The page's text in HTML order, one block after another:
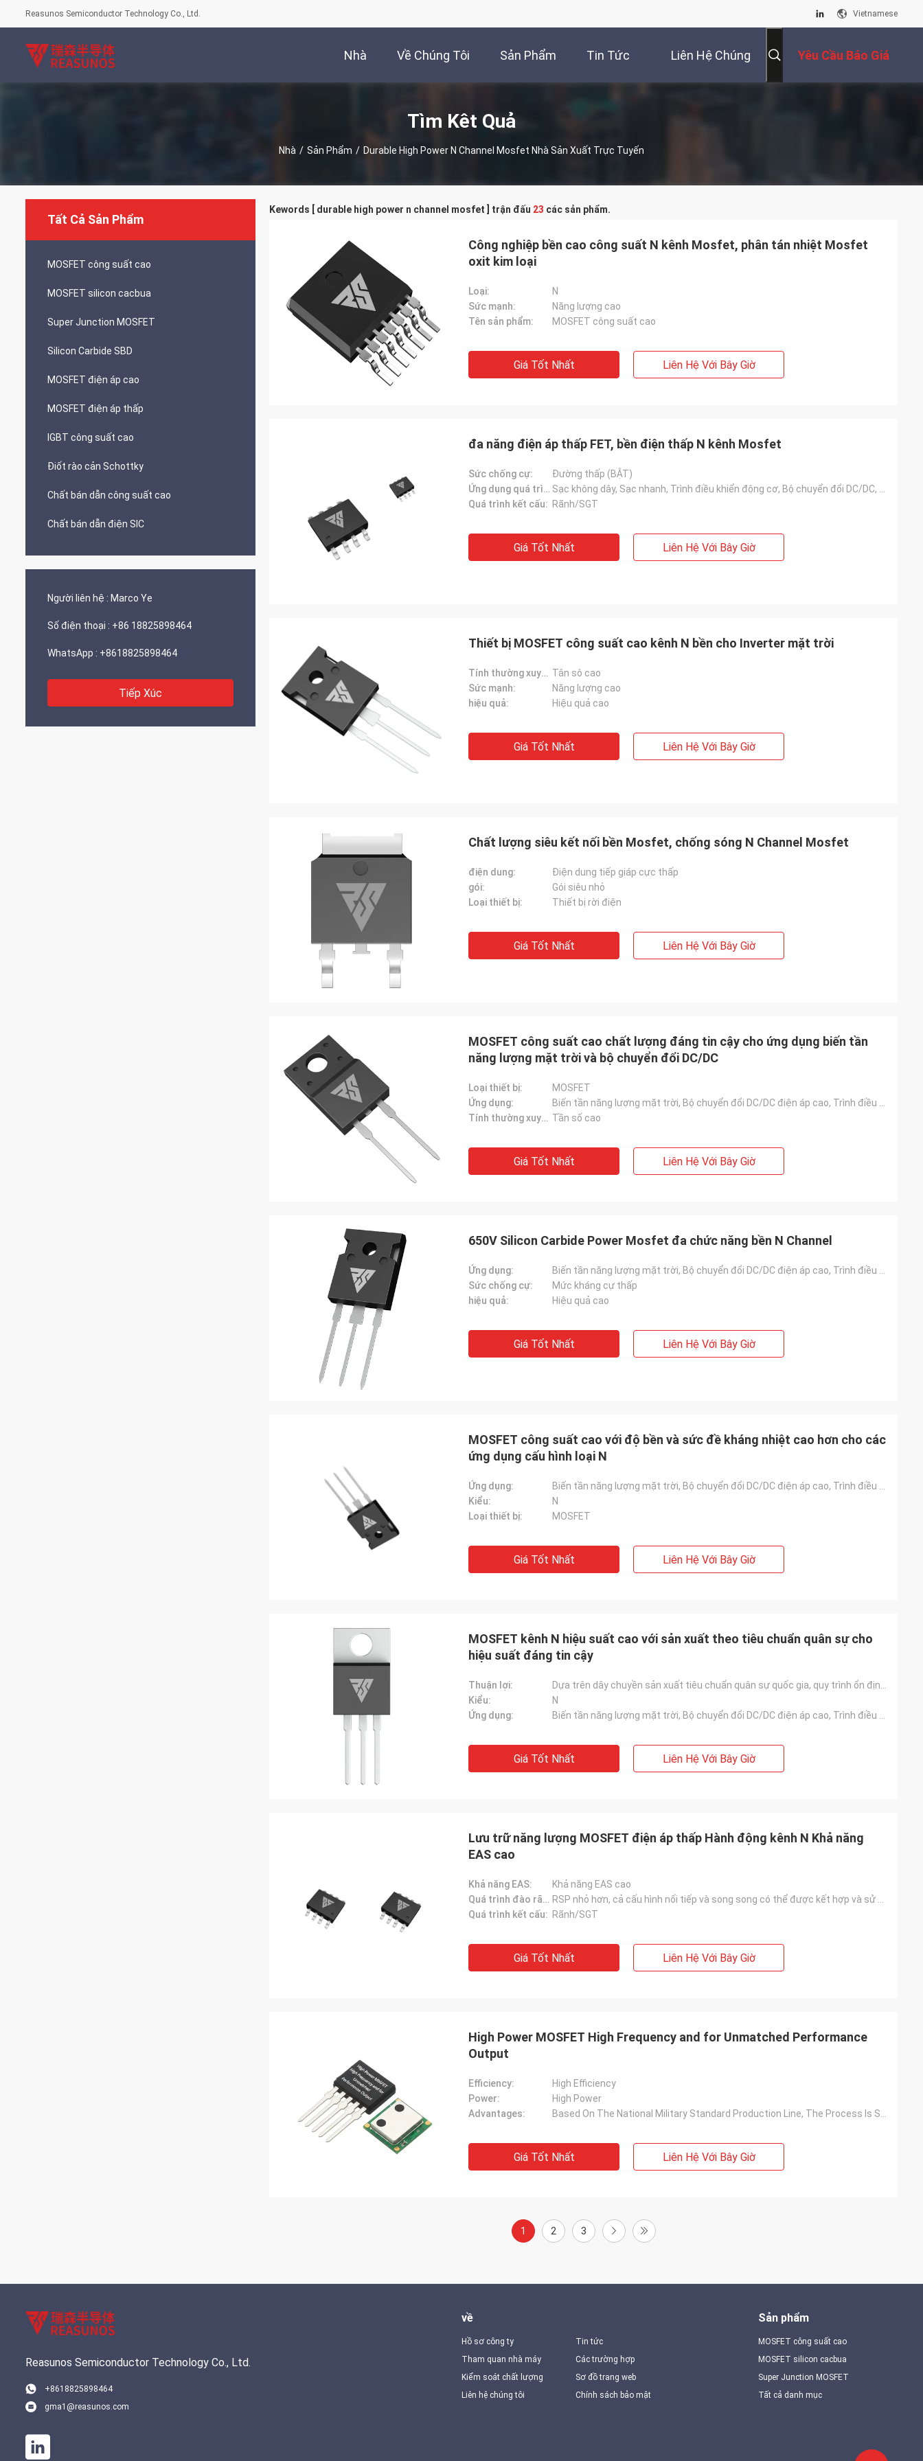
Reasunos Semiconductor Technology Co., Ltd. Vietnamese
Nhà Về Chúng Tôi Sản Phẩm Tin Tức Liên Hệ Chúng Yêu Cầu Báo Giá
Tìm Kêt Quả
Nhà / Sản Phẩm / Durable High Power N Channel Mosfet Nhà Sản Xuất Trực Tuyến
Tất Cả Sản Phẩm
MOSFET công suất cao
MOSFET silicon cacbua
Super Junction MOSFET
Silicon Carbide SBD
MOSFET điện áp cao
MOSFET điện áp thấp
IGBT công suất cao
Điốt rào cản Schottky
Chất bán dẫn công suất cao
Chất bán dẫn điện SIC
Người liên hệ : Marco Ye
Số điện thoại : +86 18825898464
WhatsApp : +8618825898464
Tiếp Xúc
Kewords [ durable high power n channel mosfet ] trận đấu 23 các sản phẩm.
Công nghiệp bền cao công suất N kênh Mosfet, phân tán nhiệt Mosfet
oxit kim loại
Loại:
N
Sức mạnh:
Năng lượng cao
Tên sản phẩm:
MOSFET công suất cao
Giá Tốt Nhất Liên Hệ Với Bây Giờ
đa năng điện áp thấp FET, bền điện thấp N kênh Mosfet
Sức chống cự:
Đường thấp (BẬT)
Ứng dụng quá trình đào rãnh:
Quá trình kết cấu: Rãnh/SGT
Giá Tốt Nhất Liên Hệ Với Bây Giờ
Thiết bị MOSFET công suất cao kênh N bền cho Inverter mặt trời
Tính thường xuyên: Tân sô cao
Sức mạnh:
Năng lượng cao
hiệu quả:
Hiệu quả cao
Giá Tốt Nhất Liên Hệ Với Bây Giờ
Chất lượng siêu kết nối bền Mosfet, chống sóng N Channel Mosfet
điện dung:
Điện dung tiếp giáp cực thấp
gói:
Gói siêu nhỏ
Loại thiết bị:
Thiết bị rời điện
Giá Tốt Nhất Liên Hệ Với Bây Giờ
MOSFET công suất cao chất lượng đáng tin cậy cho ứng dụng biến tần
năng lượng mặt trời và bộ chuyển đổi DC/DC
Loại thiết bị:
MOSFET
Ứng dụng:
Tính thường xuyên: Tần số cao
Giá Tốt Nhất Liên Hệ Với Bây Giờ
650V Silicon Carbide Power Mosfet đa chức năng bền N Channel
Ứng dụng:
Sức chống cự:
Mức kháng cự thấp
hiệu quả:
Hiệu quả cao
Giá Tốt Nhất Liên Hệ Với Bây Giờ
MOSFET công suất cao với độ bền và sức đề kháng nhiệt cao hơn cho các
ứng dụng cấu hình loại N
Ứng dụng:
Kiểu:
N
Loại thiết bị:
MOSFET
Giá Tốt Nhất Liên Hệ Với Bây Giờ
MOSFET kênh N hiệu suất cao với sản xuất theo tiêu chuẩn quân sự cho
hiệu suất đáng tin cậy
Thuận lợi:
Kiểu:
N
Ứng dụng:
Giá Tốt Nhất Liên Hệ Với Bây Giờ
Lưu trữ năng lượng MOSFET điện áp thấp Hành động kênh N Khả năng
EAS cao
Khả năng EAS:
Khả năng EAS cao
Quá trình đào rãnh Ưu điểm:
Quá trình kết cấu: Rãnh/SGT
Giá Tốt Nhất Liên Hệ Với Bây Giờ
High Power MOSFET High Frequency and for Unmatched Performance
Output
Efficiency:
High Efficiency
Power:
High Power
Advantages:
Giá Tốt Nhất Liên Hệ Với Bây Giờ
1 2 3
Reasunos Semiconductor Technology Co., Ltd.
+8618825898464
gma1@reasunos.com
về
Hồ sơ công ty
Tham quan nhà máy
Kiểm soát chất lượng
Liên hệ chúng tôi
Tin tức
Các trường hợp
Sơ đồ trang web
Chính sách bảo mật
Sản phẩm
MOSFET công suất cao
MOSFET silicon cacbua
Super Junction MOSFET
Tất cả danh mục